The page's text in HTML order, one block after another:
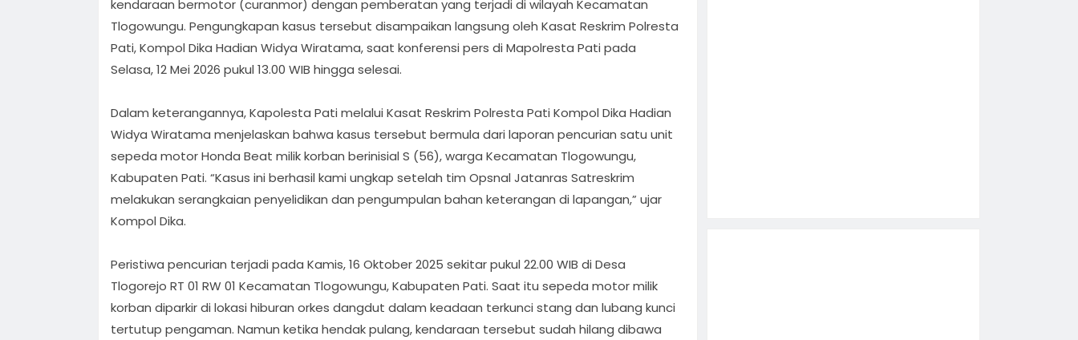
kendaraan bermotor (curanmor) dengan pemberatan yang terjadi di wilayah Kecamatan
Tlogowungu. Pengungkapan kasus tersebut disampaikan langsung oleh Kasat Reskrim Polresta
Pati, Kompol Dika Hadian Widya Wiratama, saat konferensi pers di Mapolresta Pati pada
Selasa, 12 Mei 2026 pukul 13.00 WIB hingga selesai.
Dalam keterangannya, Kapolesta Pati melalui Kasat Reskrim Polresta Pati Kompol Dika Hadian
Widya Wiratama menjelaskan bahwa kasus tersebut bermula dari laporan pencurian satu unit
sepeda motor Honda Beat milik korban berinisial S (56), warga Kecamatan Tlogowungu,
Kabupaten Pati. “Kasus ini berhasil kami ungkap setelah tim Opsnal Jatanras Satreskrim
melakukan serangkaian penyelidikan dan pengumpulan bahan keterangan di lapangan,” ujar
Kompol Dika.
Peristiwa pencurian terjadi pada Kamis, 16 Oktober 2025 sekitar pukul 22.00 WIB di Desa
Tlogorejo RT 01 RW 01 Kecamatan Tlogowungu, Kabupaten Pati. Saat itu sepeda motor milik
korban diparkir di lokasi hiburan orkes dangdut dalam keadaan terkunci stang dan lubang kunci
tertutup pengaman. Namun ketika hendak pulang, kendaraan tersebut sudah hilang dibawa